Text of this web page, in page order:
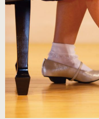
ローヒール 子供サイズ
（ブラック・エナメル）
（21.0～22.0cm）
ローヒール
（シャンパン・スムース）